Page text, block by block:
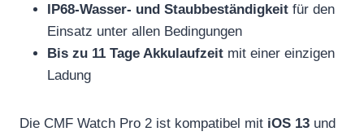
IP68-Wasser- und Staubbeständigkeit für den
Einsatz unter allen Bedingungen
Bis zu 11 Tage Akkulaufzeit mit einer einzigen
Ladung
Die CMF Watch Pro 2 ist kompatibel mit iOS 13 und